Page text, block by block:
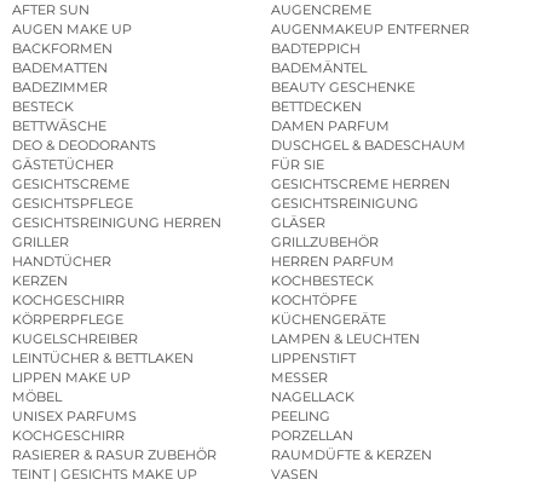
AFTER SUN
AUGENCREME
AUGEN MAKE UP
AUGENMAKEUP ENTFERNER
BACKFORMEN
BADTEPPICH
BADEMATTEN
BADEMÄNTEL
BADEZIMMER
BEAUTY GESCHENKE
BESTECK
BETTDECKEN
BETTWÄSCHE
DAMEN PARFUM
DEO & DEODORANTS
DUSCHGEL & BADESCHAUM
GÄSTETÜCHER
FÜR SIE
GESICHTSCREME
GESICHTSCREME HERREN
GESICHTSPFLEGE
GESICHTSREINIGUNG
GESICHTSREINIGUNG HERREN
GLÄSER
GRILLER
GRILLZUBEHÖR
HANDTÜCHER
HERREN PARFUM
KERZEN
KOCHBESTECK
KOCHGESCHIRR
KOCHTÖPFE
KÖRPERPFLEGE
KÜCHENGERÄTE
KUGELSCHREIBER
LAMPEN & LEUCHTEN
LEINTÜCHER & BETTLAKEN
LIPPENSTIFT
LIPPEN MAKE UP
MESSER
MÖBEL
NAGELLACK
UNISEX PARFUMS
PEELING
KOCHGESCHIRR
PORZELLAN
RASIERER & RASUR ZUBEHÖR
RAUMDÜFTE & KERZEN
TEINT | GESICHTS MAKE UP
VASEN